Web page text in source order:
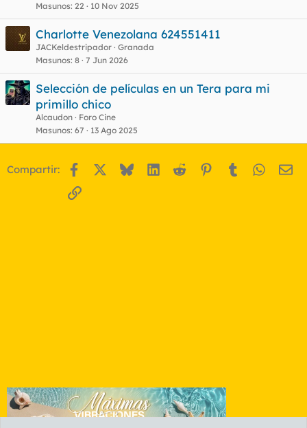
Masunos 22 10 Nov 2025
Charlotte Venezolana 624551411
JACKeldestripador Granada
Masunos 8 7 Jun 2026
Selección de películas en un Tera para mi
primillo chico
Alcaudon
Foro Cine
Masunos 67 13 Ago 2025
Compartir: Facebook BlueskyLinkedIn
Reddit Pinterest
Tumblr
Enlace